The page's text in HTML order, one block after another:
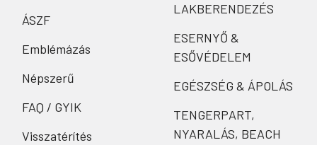
ÁSZF
Emblémázás
Népszerű
FAQ / GYIK
Visszatérítés
LAKBERENDEZÉS
ESERNYŐ &
ESŐVÉDELEM
EGÉSZSÉG & ÁPOLÁS
TENGERPART,
NYARALÁS, BEACH